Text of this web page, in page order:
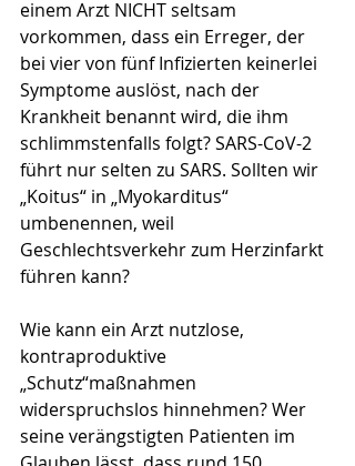
einem Arzt NICHT seltsam
vorkommen, dass ein Erreger, der
bei vier von fünf Infizierten keinerlei
Symptome auslöst, nach der
Krankheit benannt wird, die ihm
schlimmstenfalls folgt? SARS-CoV-2
führt nur selten zu SARS. Sollten wir
„Koitus“ in „Myokarditus“
umbenennen, weil
Geschlechtsverkehr zum Herzinfarkt
führen kann?
Wie kann ein Arzt nutzlose,
kontraproduktive
„Schutz“maßnahmen
widerspruchslos hinnehmen? Wer
seine verängstigten Patienten im